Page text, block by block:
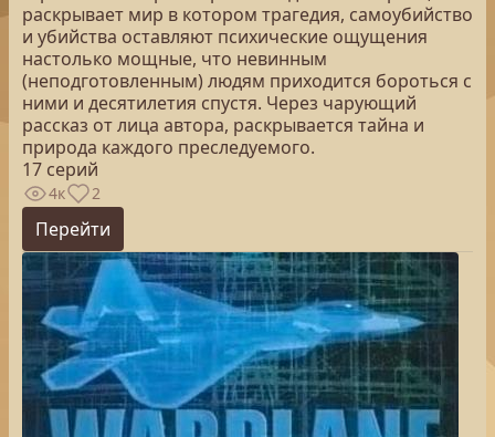
раскрывает мир в котором трагедия, самоубийство
и убийства оставляют психические ощущения
настолько мощные, что невинным
(неподготовленным) людям приходится бороться с
ними и десятилетия спустя. Через чарующий
рассказ от лица автора, раскрывается тайна и
природа каждого преследуемого.
17 серий
4к 2
Перейти